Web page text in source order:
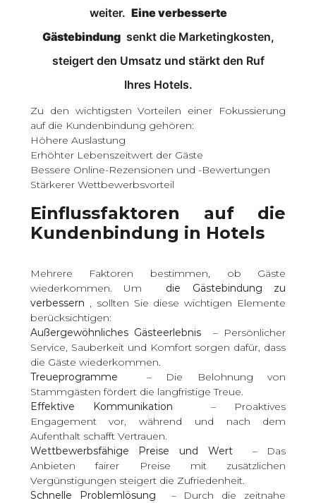
weiter. Eine verbesserte
Gästebindungsenkt die Marketingkosten,
steigert den Umsatz und stärkt den Ruf
Ihres Hotels.
Zu den wichtigsten Vorteilen einer Fokussierung
auf die Kundenbindung gehören:
Höhere Auslastung
Erhöhter Lebenszeitwert der Gäste
Bessere Online-Rezensionen und -Bewertungen
Stärkerer Wettbewerbsvorteil
Einflussfaktoren auf die
Kundenbindung in Hotels
Mehrere Faktoren bestimmen, ob Gäste
wiederkommen. Um die Gästebindung zu
verbessern , sollten Sie diese wichtigen Elemente
berücksichtigen:
Außergewöhnliches Gästeerlebnis – Persönlicher
Service, Sauberkeit und Komfort sorgen dafür, dass
die Gäste wiederkommen.
Treueprogramme – Die Belohnung von
Stammgästen fördert die langfristige Treue.
Effektive Kommunikation – Proaktives
Engagement vor, während und nach dem
Aufenthalt schafft Vertrauen.
Wettbewerbsfähige Preise und Wert – Das
Anbieten fairer Preise mit zusätzlichen
Vergünstigungen steigert die Zufriedenheit.
Schnelle Problemlösung – Durch die zeitnahe